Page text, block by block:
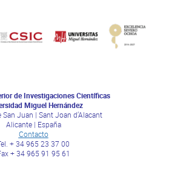
de Investigaciones Científicas
Miguel Hernández
Juan | Sant Joan d’Alacant
Alicante | España
Contacto
+ 34 965 23 37 00
+ 34 965 91 95 61